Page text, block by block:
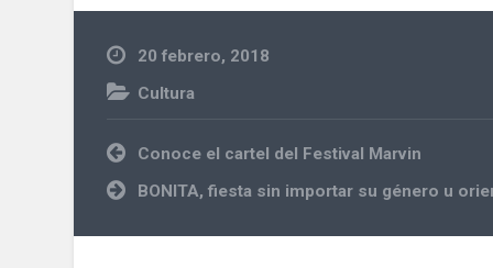
20 febrero, 2018
Cultura
Navegación
de
entradas
Conoce el cartel del Festival Marvin
BONITA, fiesta sin importar su género u